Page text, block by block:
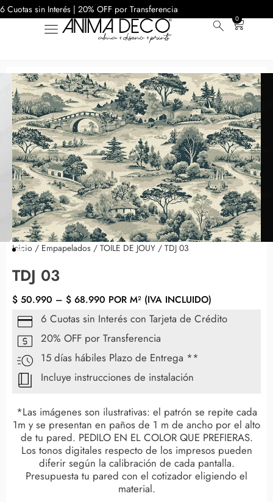
6 Cuotas sin Interés | 20% OFF por Transferencia
0
Inicio / Empapelados / TOILE DE JOUY / TDJ 03
TDJ 03
$ 50.990 – $ 68.990 POR M² (IVA INCLUIDO)
6 Cuotas sin Interés con Tarjeta de Crédito
20% OFF por Transferencia
15 días hábiles Plazo de Entrega **
Incluye instrucciones de instalación
*Las imágenes son ilustrativas: el patrón se repite cada
1m y se presentan en paños de 1 m de ancho por el alto
de tu pared. PEDILO EN EL COLOR QUE PREFIERAS.
Los tonos digitales respecto de los impresos pueden
diferir según la calibración de cada pantalla.
Presupuesta tu pared con el cotizador eligiendo el
material.